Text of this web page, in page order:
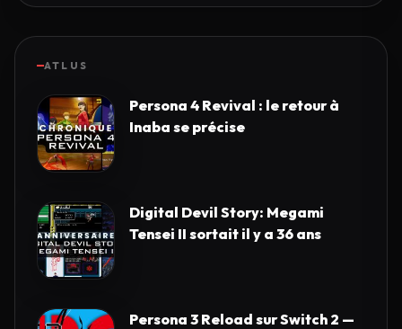
ATLUS
Persona 4 Revival : le retour à
Inaba se précise
Digital Devil Story: Megami
Tensei II sortait il y a 36 ans
Persona 3 Reload sur Switch 2 —